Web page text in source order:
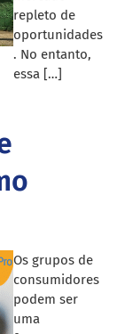
repleto de
oportunidades
. No entanto,
essa […]
Os grupos de
consumidores
podem ser
uma